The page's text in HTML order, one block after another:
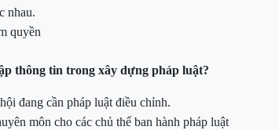
nhau.
quyền
thông tin trong xây dựng pháp luật?
đang cần pháp luật điều chỉnh.
môn cho các chủ thể ban hành pháp luật